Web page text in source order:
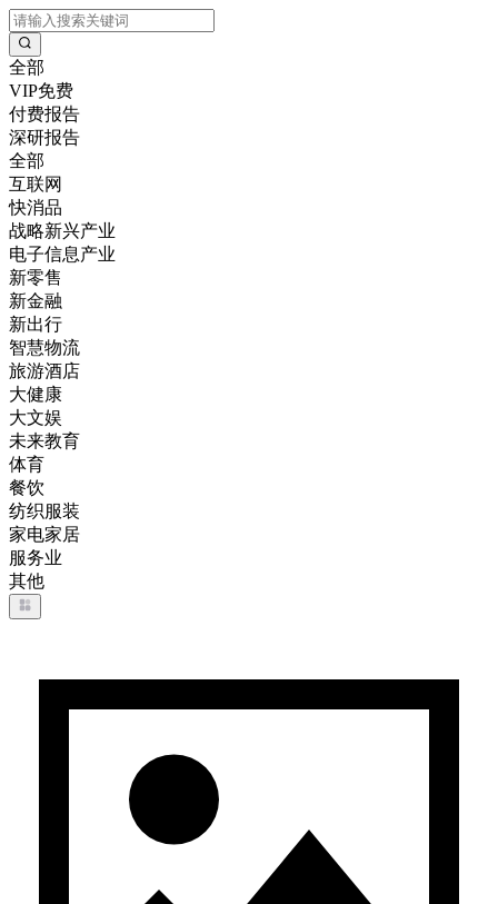
全部
VIP免费
付费报告
深研报告
全部
互联网
快消品
战略新兴产业
电子信息产业
新零售
新金融
新出行
智慧物流
旅游酒店
大健康
大文娱
未来教育
体育
餐饮
纺织服装
家电家居
服务业
其他